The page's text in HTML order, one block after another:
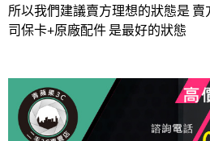
所以我們建議賣方理想的狀態是
司保卡+原廠配件 是最好的狀態